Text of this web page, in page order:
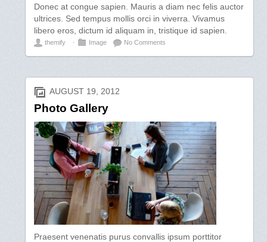
Donec at congue sapien. Mauris a diam nec felis auctor
ultrices. Sed tempus mollis orci in viverra. Vivamus
libero eros, dictum id aliquam in, tristique id sapien.
themify ⋅ Image No Comments
AUGUST 19, 2012
Photo Gallery
Praesent venenatis purus convallis ipsum porttitor